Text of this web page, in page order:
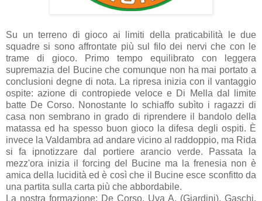
Su un terreno di gioco ai limiti della praticabilità le due
squadre si sono affrontate più sul filo dei nervi che con le
trame di gioco. Primo tempo equilibrato con leggera
supremazia del Bucine che comunque non ha mai portato a
conclusioni degne di nota. La ripresa inizia con il vantaggio
ospite: azione di contropiede veloce e Di Mella dal limite
batte De Corso. Nonostante lo schiaffo subìto i ragazzi di
casa non sembrano in grado di riprendere il bandolo della
matassa ed ha spesso buon gioco la difesa degli ospiti. È
invece la Valdambra ad andare vicino al raddoppio, ma Rida
si fa ipnotizzare dal portiere arancio verde. Passata la
mezz'ora inizia il forcing del Bucine ma la frenesia non è
amica della lucidità ed è così che il Bucine esce sconfitto da
una partita sulla carta più che abbordabile.
La nostra formazione: De Corso, Uva A. (Giardini), Gaschi,